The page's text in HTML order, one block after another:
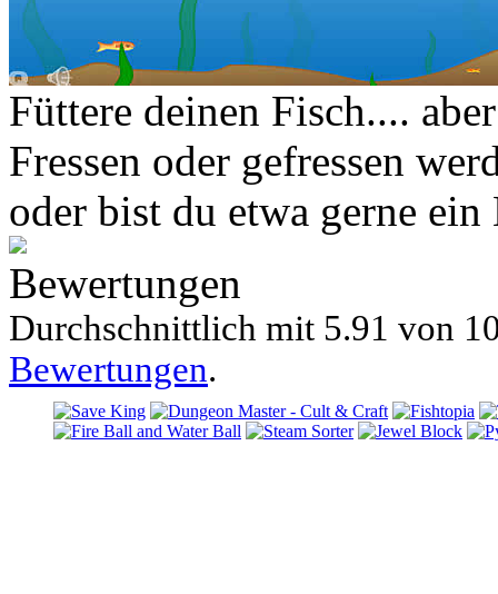
Füttere deinen Fisch....
Fressen oder gefressen
oder bist du etwa gerne ein
Bewertungen
Durchschnittlich mit 5.91 von
Bewertungen.